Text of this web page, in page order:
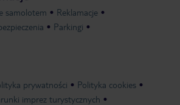
samolotem
Reklamacje
Parkingi
prywatności
Polityka cookies
imprez turystycznych